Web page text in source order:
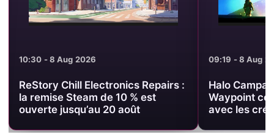
10:30 - 8 Aug 2026
ReStory Chill Electronics Repairs :
la remise Steam de 10 % est
ouverte jusqu’au 20 août
09:19 - 8 Aug
Halo
Waypoint
avec les